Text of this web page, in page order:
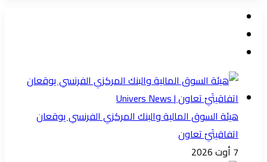
هيئة السوق المالية والبنك المركزي الفرنسي يوقعان
اتفاقيتَيْ تعاون
7 أوت 2026